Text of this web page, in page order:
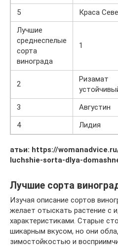
5
Краса
Лучшие
среднеспелые
сорта
винограда
1
2
Ризамат
3 Августин
4
Лидия
атьи: https://
luchshie-sorta-dlya-
Лучшие сорта
Изучая описание сортов
желает отыскать растение с
характеристиками. Старые
шикарным вкусом, но они
зимостойкостью и